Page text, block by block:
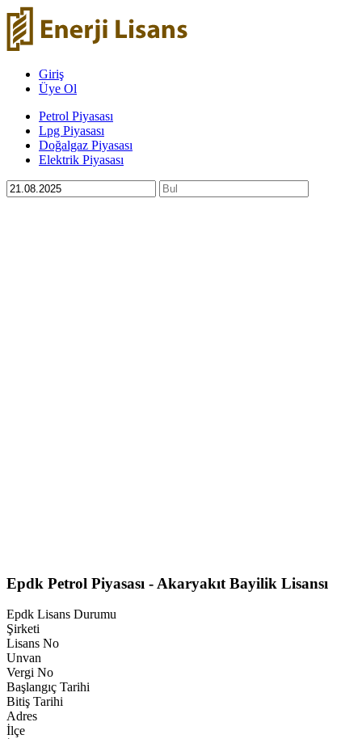
Giriş
Üye Ol
Petrol Piyasası
Lpg Piyasası
Doğalgaz Piyasası
Elektrik Piyasası
Epdk Petrol Piyasası - Akaryakıt Bayilik Lisansı
Epdk Lisans Durumu
Şirketi
Lisans No
Unvan
Vergi No
Başlangıç Tarihi
Bitiş Tarihi
Adres
İlçe